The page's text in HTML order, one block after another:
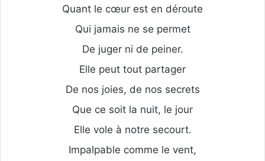
Quant le cœur est en déroute
Qui jamais ne se permet
De juger ni de peiner.
Elle peut tout partager
De nos joies, de nos secrets
Que ce soit la nuit, le jour
Elle vole à notre secourt.
Impalpable comme le vent,